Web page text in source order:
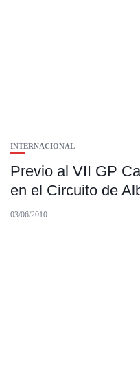
INTERNACIONAL
Previo al VII GP
en el Circuito de
03/06/2010